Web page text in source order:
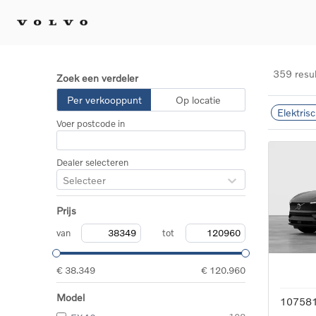
Stel
Fleet
Plug-
Zoek een verdeler
Per verkooppunt
Op locatie
Voer postcode in
Dealer selecteren
Selecteer
Prijs
van tot
€ 38.349 € 120.960
Model
359